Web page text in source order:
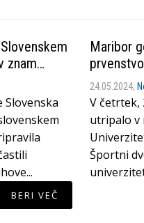
znam…
Slovenska
BERI VEČ
Maribor
24.05.2024,
V četrtek,
utripalo v
Športni